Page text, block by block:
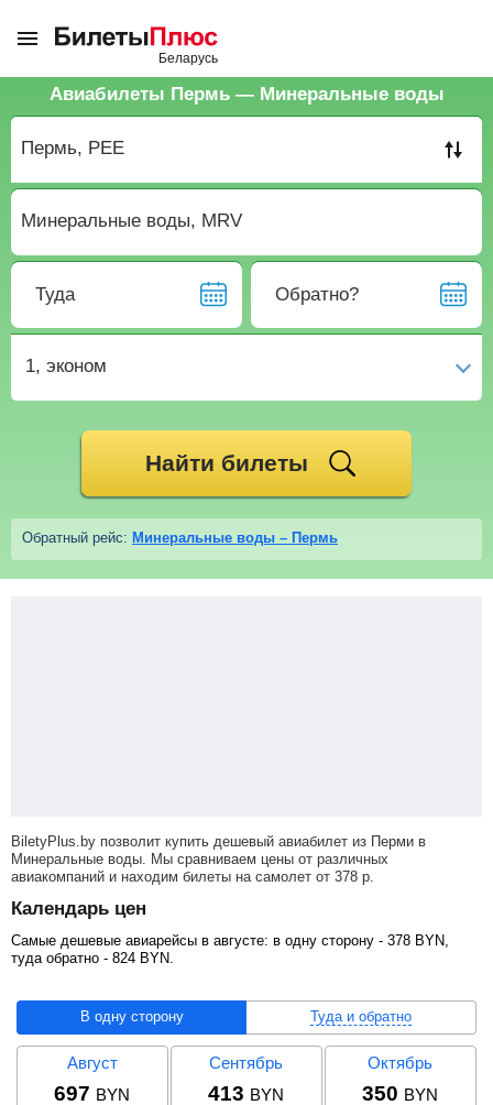
Авиабилеты Пермь — Минеральные воды
Туда Обратно?
1, эконом
Найти билеты
Обратный рейс: Минеральные воды – Пермь
BiletyPlus.by позволит купить дешевый авиабилет из Перми в
Минеральные воды. Мы сравниваем цены от различных
авиакомпаний и находим билеты на самолет от 378 р
Календарь цен
Самые дешевые авиарейсы в августе: в одну сторону - 378 BYN
туда обратно - 824 BYN
В одну сторону Туда и обратно
Август
697 BYN
Сентябрь
413 BYN
Октябрь
350 BYN